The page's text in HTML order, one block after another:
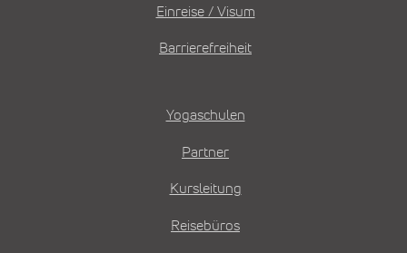
Einreise / Visum
Barrierefreiheit
Yogaschulen
Partner
Kursleitung
Reisebüros